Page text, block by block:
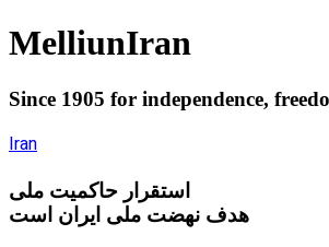
MelliunIran
Since 1905 for independence,
Iran
استقرار حاکميت ملی
هدف نهضت ملی ایران است